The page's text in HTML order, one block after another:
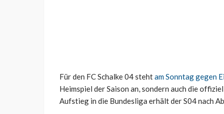
Für den FC Schalke 04 stehtam Sonntag gegen
Heimspiel der Saison an, sondern auch die
Aufstieg in die Bundesliga erhält der S04 nach